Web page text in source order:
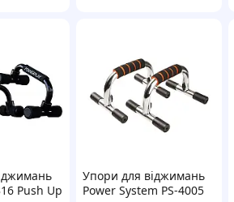
Push Up
Упори для віджимань
Power System PS-4005